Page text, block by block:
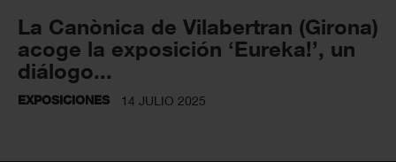
La Canònica de Vilabertran (Girona)
acoge la exposición ‘Eureka!’, un
diálogo...
EXPOSICIONES 14 JULIO 2025